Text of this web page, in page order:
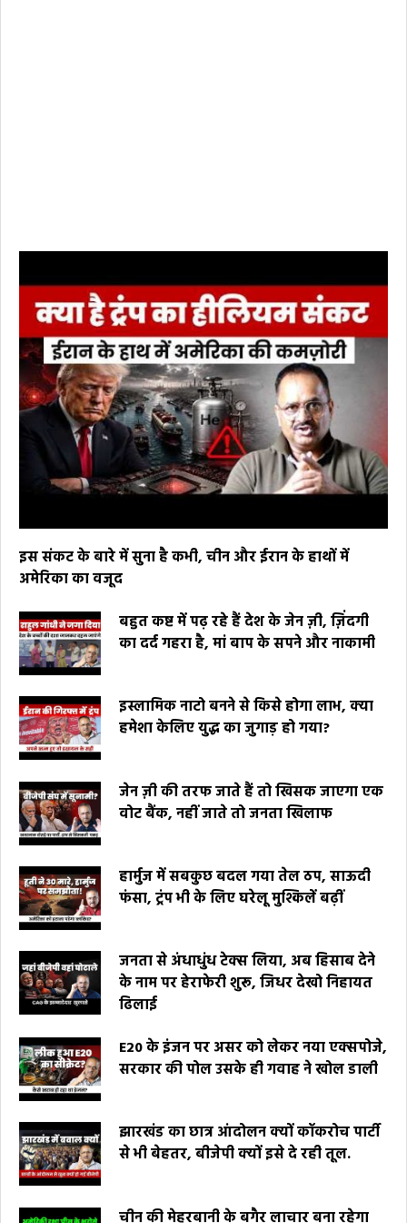
इस संकट के बारे में सुना है कभी, चीन और ईरान के हाथों में
अमेरिका का वजूद
बहुत कष्ट में पढ़ रहे हैं देश के जेन ज़ी, ज़िंदगी
का दर्द गहरा है, मां बाप के सपने और नाकामी
इस्लामिक नाटो बनने से किसे होगा लाभ, क्या
हमेशा केलिए युद्ध का जुगाड़ हो गया?
जेन ज़ी की तरफ जाते हैं तो खिसक जाएगा एक
वोट बैंक, नहीं जाते तो जनता खिलाफ
हार्मुज में सबकुछ बदल गया तेल ठप, साऊदी
फंसा, ट्रंप भी के लिए घरेलू मुश्किलें बढ़ीं
जनता से अंधाधुंध टेक्स लिया, अब हिसाब देने
के नाम पर हेराफेरी शुरू, जिधर देखो निहायत
ढिलाई
E20 के इंजन पर असर को लेकर नया एक्सपोजे,
सरकार की पोल उसके ही गवाह ने खोल डाली
झारखंड का छात्र आंदोलन क्यों कॉकरोच पार्टी
से भी बेहतर, बीजेपी क्यों इसे दे रही तूल.
चीन की मेहरबानी के बगैर लाचार बना रहेगा